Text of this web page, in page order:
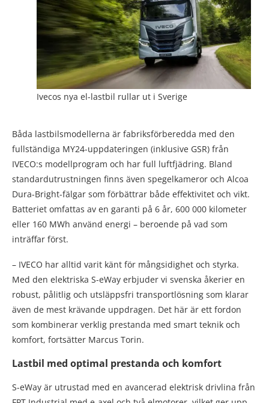
Ivecos nya el-lastbil rullar ut i Sverige
Båda lastbilsmodellerna är fabriksförberedda med den
fullständiga MY24-uppdateringen (inklusive GSR) från
IVECO:s modellprogram och har full luftfjädring. Bland
standardutrustningen finns även spegelkameror och Alcoa
Dura-Bright-fälgar som förbättrar både effektivitet och vikt.
Batteriet omfattas av en garanti på 6 år, 600 000 kilometer
eller 160 MWh använd energi – beroende på vad som
inträffar först.
– IVECO har alltid varit känt för mångsidighet och styrka.
Med den elektriska S-eWay erbjuder vi svenska åkerier en
robust, pålitlig och utsläppsfri transportlösning som klarar
även de mest krävande uppdragen. Det här är ett fordon
som kombinerar verklig prestanda med smart teknik och
komfort, fortsätter Marcus Torin.
Lastbil med optimal prestanda och komfort
S-eWay är utrustad med en avancerad elektrisk drivlina från